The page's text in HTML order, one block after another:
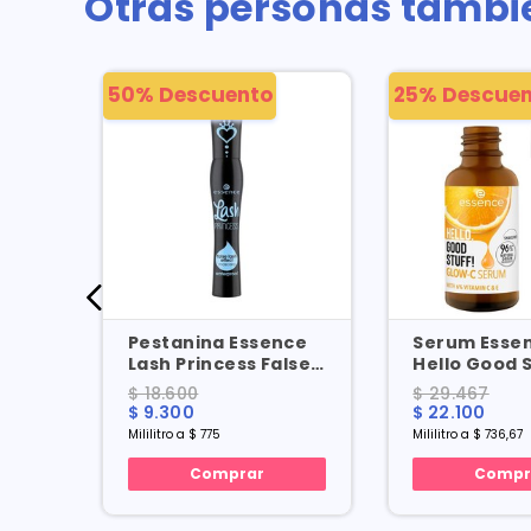
50% Descuento
Pestanina Essence
Lash Princess False
Lash Effect
Waterproof X 12 Ml
$ 18.600
$ 9.300
Mililitro a $ 775
Comprar
25%
Serum
Hello Good
Glow-c X 30
$ 29.467
$ 22.100
Mililitro a $ 736,67